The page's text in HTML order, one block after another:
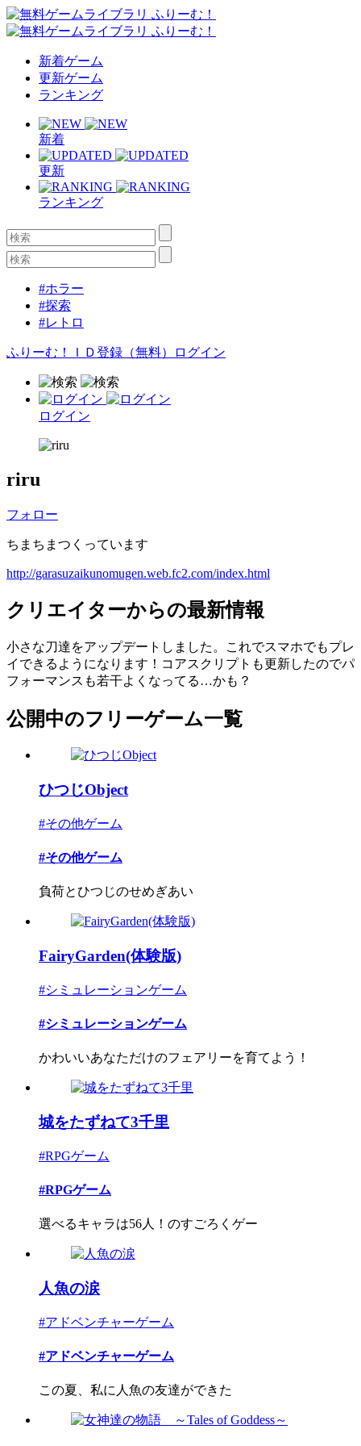
新着ゲーム
更新ゲーム
ランキング
新着
更新
ランキング
#ホラー
#探索
#レトロ
ふりーむ！ＩＤ登録（無料） ログイン
ログイン
riru
フォロー
ちまちまつくっています
http://garasuzaikunomugen.web.fc2.com/index.html
クリエイターからの最新情報
小さな刀達をアップデートしました。これでスマホでもプレ
イできるようになります！コアスクリプトも更新したのでパ
フォーマンスも若干よくなってる…かも？
公開中のフリーゲーム一覧
ひつじObject
#その他ゲーム
#その他ゲーム
負荷とひつじのせめぎあい
FairyGarden(体験版)
#シミュレーションゲーム
#シミュレーションゲーム
かわいいあなただけのフェアリーを育てよう！
城をたずねて3千里
#RPGゲーム
#RPGゲーム
選べるキャラは56人！のすごろくゲー
人魚の涙
#アドベンチャーゲーム
#アドベンチャーゲーム
この夏、私に人魚の友達ができた